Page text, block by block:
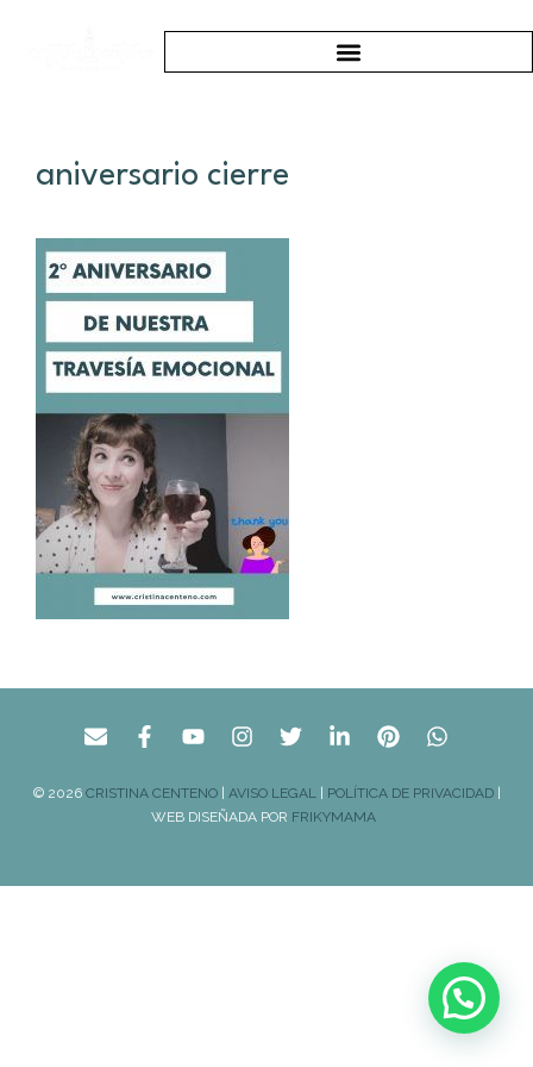
aniversario cierre
© 2026 CRISTINA CENTENO| AVISO LEGAL| POLÍTICA DE PRIVACIDAD|
WEB DISEÑADA POR FRIKYMAMA